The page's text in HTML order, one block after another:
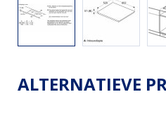
ALTERNATIEVE